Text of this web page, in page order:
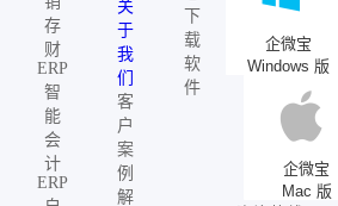
存
财
ERP
智
能
会
计
ERP
关
于
我
们
客
户
案
例
解
下
载
软
件
企微宝
Windows 版
企微宝
Mac 版